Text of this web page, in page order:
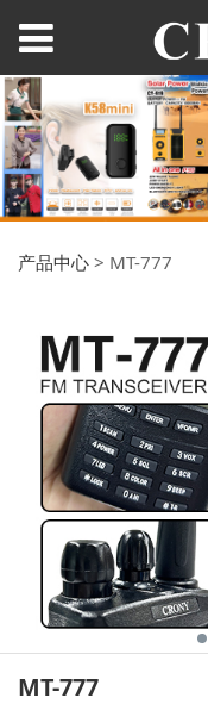
产品中心 > MT-777
MT-777